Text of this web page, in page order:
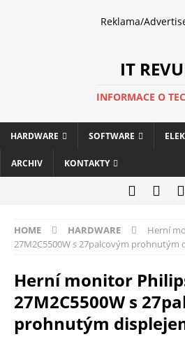
Reklama/
IT
INFORMACE O
HARDWARE SOFTWARE
ARCHIV KONTAKTY
HOME HARDWARE
Herní
27M2C5500W s 27palcovým prohnutým
Herní monitor
27M2C5500W s
prohnutým